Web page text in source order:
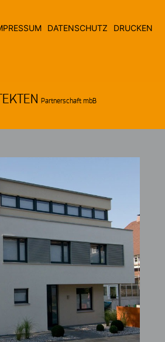
DATENSCHUTZ DRUCKEN
Partnerschaft mbB